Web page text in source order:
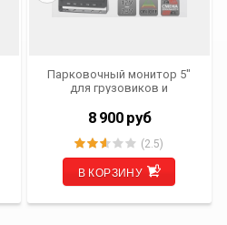
Парковочный монитор 5"
для грузовиков и
(AHD/CVBS)
8 900 руб
(2.5)
В КОРЗИНУ